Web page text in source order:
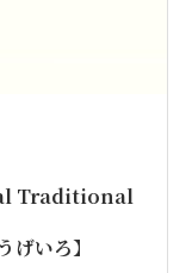
Traditional
いろ】